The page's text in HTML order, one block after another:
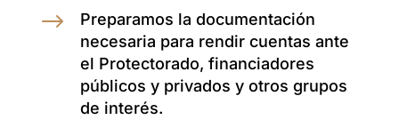
$
Preparamos la documentación
necesaria para rendir cuentas ante
el Protectorado, financiadores
públicos y privados y otros grupos
de interés.